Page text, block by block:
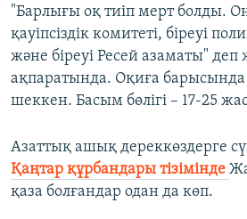
"Барлығы оқ тиіп мерт болды.
қауіпсіздік комитеті, біреуі
және біреуі Ресей азаматы" деп
ақпаратында. Оқиға барысында
шеккен. Басым бөлігі – 17-25
Азаттық ашық дереккөздерге
Қаңтар құрбандары тізімінде
қаза болғандар одан да көп.